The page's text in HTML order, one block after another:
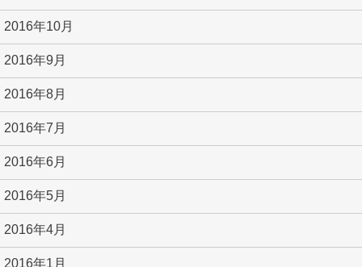
2016年10月
2016年9月
2016年8月
2016年7月
2016年6月
2016年5月
2016年4月
2016年1月